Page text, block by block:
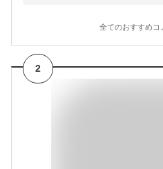
全てのおすすめコ
2